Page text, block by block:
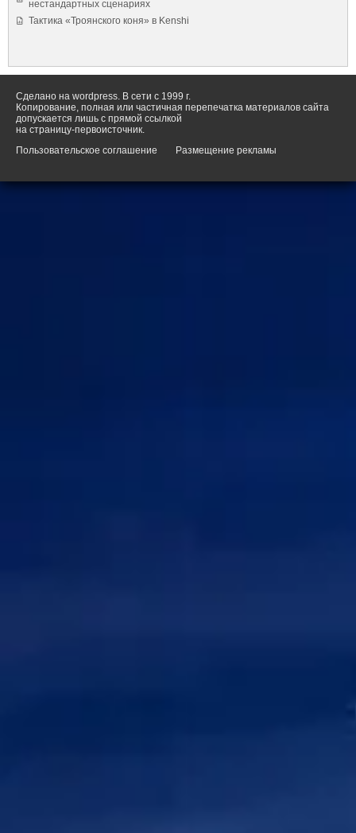
нестандартных сценариях
Тактика «Троянского коня» в Kenshi
Сделано на wordpress. В сети с 1999 г.
Копирование, полная или частичная перепечатка материалов сайта
допускается лишь с прямой ссылкой
на страницу-первоисточник.
Пользовательское соглашение
Размещение рекламы